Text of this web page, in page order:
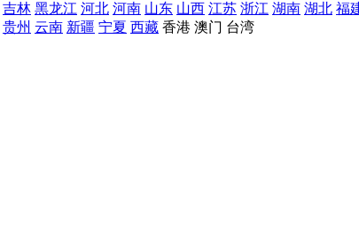
吉林 黑龙江 河北 河南 山东 山西 江苏 浙江 湖南 湖北 福
贵州 云南 新疆 宁夏 西藏 香港 澳门 台湾